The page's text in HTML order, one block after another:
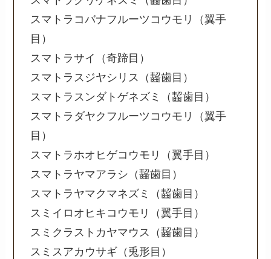
スマトラコバナフルーツコウモリ（翼手
目）
スマトラサイ（奇蹄目）
スマトラスジヤシリス（齧歯目）
スマトラスンダトゲネズミ（齧歯目）
スマトラダヤクフルーツコウモリ（翼手
目）
スマトラホオヒゲコウモリ（翼手目）
スマトラヤマアラシ（齧歯目）
スマトラヤマクマネズミ（齧歯目）
スミイロオヒキコウモリ（翼手目）
スミクラストカヤマウス（齧歯目）
スミスアカウサギ（兎形目）